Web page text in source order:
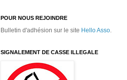
POUR NOUS REJOINDRE
Bulletin d'adhésion sur le site Hello Asso.
SIGNALEMENT DE CASSE ILLEGALE